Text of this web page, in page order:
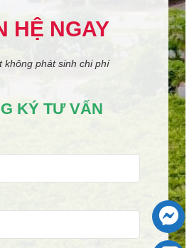
HỆ NGAY
không phát sinh chi phí
KÝ TƯ VẤN